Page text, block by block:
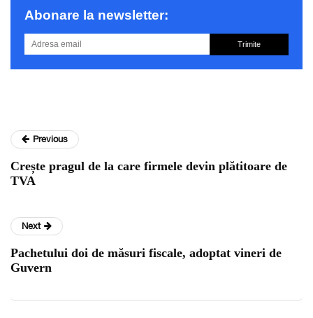
Abonare la newsletter:
Trimite
Previous
Crește pragul de la care firmele devin plătitoare de
TVA
Next
Pachetului doi de măsuri fiscale, adoptat vineri de
Guvern